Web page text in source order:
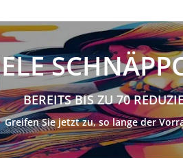
BEREITS BIS ZU 70
Greifen Sie jetzt zu, so lange der